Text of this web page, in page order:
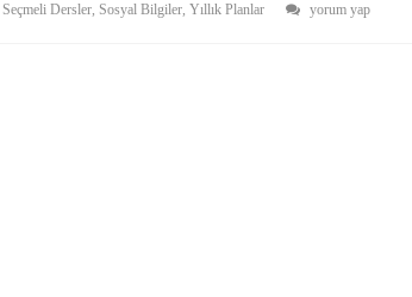
Seçmeli Dersler, Sosyal Bilgiler, Yıllık Planlar
yorum yap